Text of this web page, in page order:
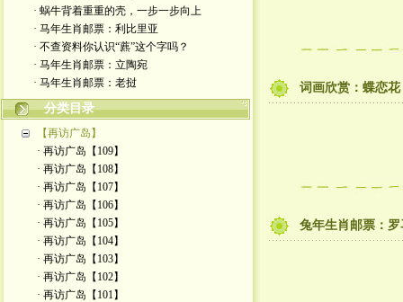
· 蜗牛背着重重的壳，一步一步向上
· 马年生肖邮票：利比里亚
· 不查资料你认识“藨”这个字吗？
· 马年生肖邮票：立陶宛
· 马年生肖邮票：老挝
分类目录
【再访广岛】
· 再访广岛【109】
· 再访广岛【108】
· 再访广岛【107】
· 再访广岛【106】
· 再访广岛【105】
· 再访广岛【104】
· 再访广岛【103】
· 再访广岛【102】
· 再访广岛【101】
词画欣赏：蝶恋花
兔年生肖邮票：